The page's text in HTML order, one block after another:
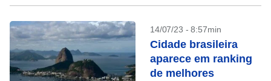
14/07/23 - 8:57min
Cidade brasileira
aparece em ranking
de melhores